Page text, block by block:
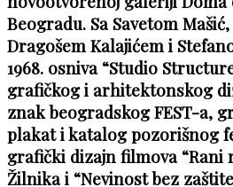
Beogradu. Sa Savetom
Dragošem Kalajićem i
1968. osniva “Studio
grafičkog i arhitektonskog
znak beogradskog FEST-a,
plakat i katalog pozorišnog
grafički dizajn filmova “Rani
Žilnika i “Nevinost bez